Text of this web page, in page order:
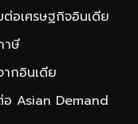
ต่อเศรษฐกิจอินเดีย
าษี
ากอินเดีย
Asian Demand